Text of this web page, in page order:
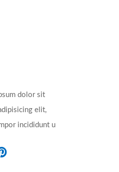
dolor sit
elit,
incididunt u